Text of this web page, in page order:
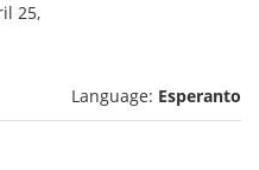
25,
Language: Esperanto